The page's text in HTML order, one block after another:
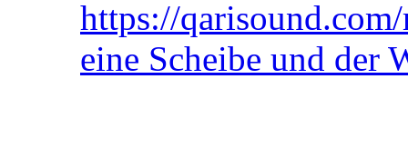
https://
eine Scheibe und der